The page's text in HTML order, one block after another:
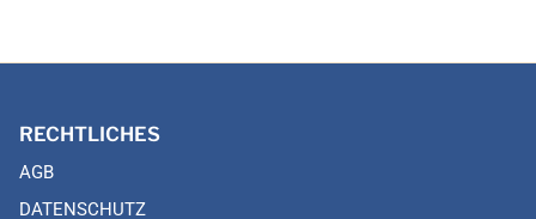
RECHTLICHES
AGB
DATENSCHUTZ